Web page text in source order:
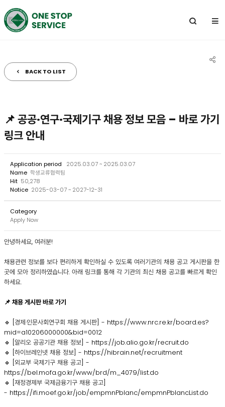
전
체
기
BACK TO LIST
📌 공공·연구·국제기구 채용 정보 모음 – 바로 가기
링크 안내
Application period
2025.03.07 ~ 2025.03.07
Name 학생교류협력팀
Hit 50,278
Notice 2025-03-07 ~ 2027-12-31
Category
Apply Now
안녕하세요, 여러분!
채용관련 정보를 보다 편리하게 확인하실 수 있도록 여러기관의 채용 공고 게시판을 한
곳에 모아 정리하였습니다. 아래 링크를 통해 각 기관의 최신 채용 공고를 빠르게 확인
하세요.
📌 채용 게시판 바로 가기
🔹 [경제·인문사회연구회 채용 게시판] - https://www.nrc.re.kr/board.es?
mid=a10206000000&bid=0012
🔹 [알리오 공공기관 채용 정보] - https://job.alio.go.kr/recruit.do
🔹 [하이브레인넷 채용 정보] - https://hibrain.net/recruitment
🔹 [외교부 국제기구 채용 공고] -
https://bel.mofa.go.kr/www/brd/m_4079/list.do
🔹 [재정경제부 국제금융기구 채용 공고]
- https://ifi.moef.go.kr/job/empmnPblanc/empmnPblancList.do